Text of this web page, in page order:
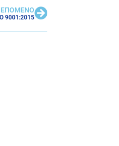
ΕΠΟΜΕΝΟ
9001:2015